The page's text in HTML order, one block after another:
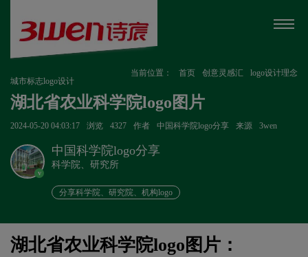
当前位置： 首页 创意灵感汇
logo设计理念
城市标志logo设计
湖北省农业科学院logo图片
2024-05-20 04:03:17 浏览 4327 作者 中国科学院logo分享 来源 3wen
v
中国科学院logo分享
科学院、研究所
分享科学院、研究院、机构logo
湖北省农业科学院logo图片：